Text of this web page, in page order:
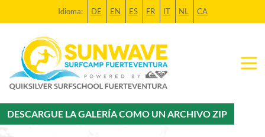
Idioma: DE EN ES FR IT NL CA
DESCARGUE LA GALERÍA COMO UN ARCHIVO ZIP